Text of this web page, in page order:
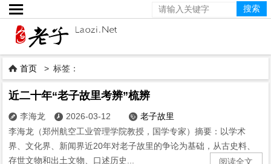

 首页 > 标签：
近二十年“老子故里考辨”梳辨
 李海龙  2026-03-12  老子故里
李海龙（郑州航空工业管理学院教授，国学专家）摘要：以学术
界、文化界、新闻界近20年对老子故里的争论为基础，从古史料、
存世文物和出土文物、口述历史...
阅读全文